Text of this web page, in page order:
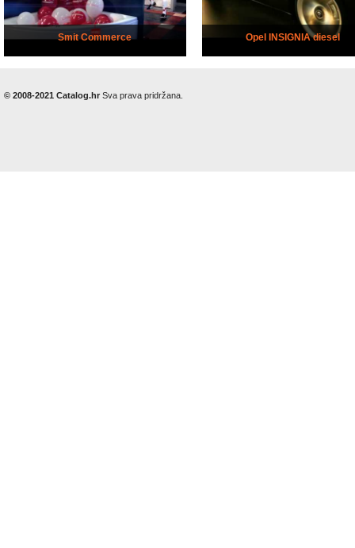
Smit Commerce Opel INSIGNIA diesel
© 2008-2021 Catalog.hr Sva prava pridržana.